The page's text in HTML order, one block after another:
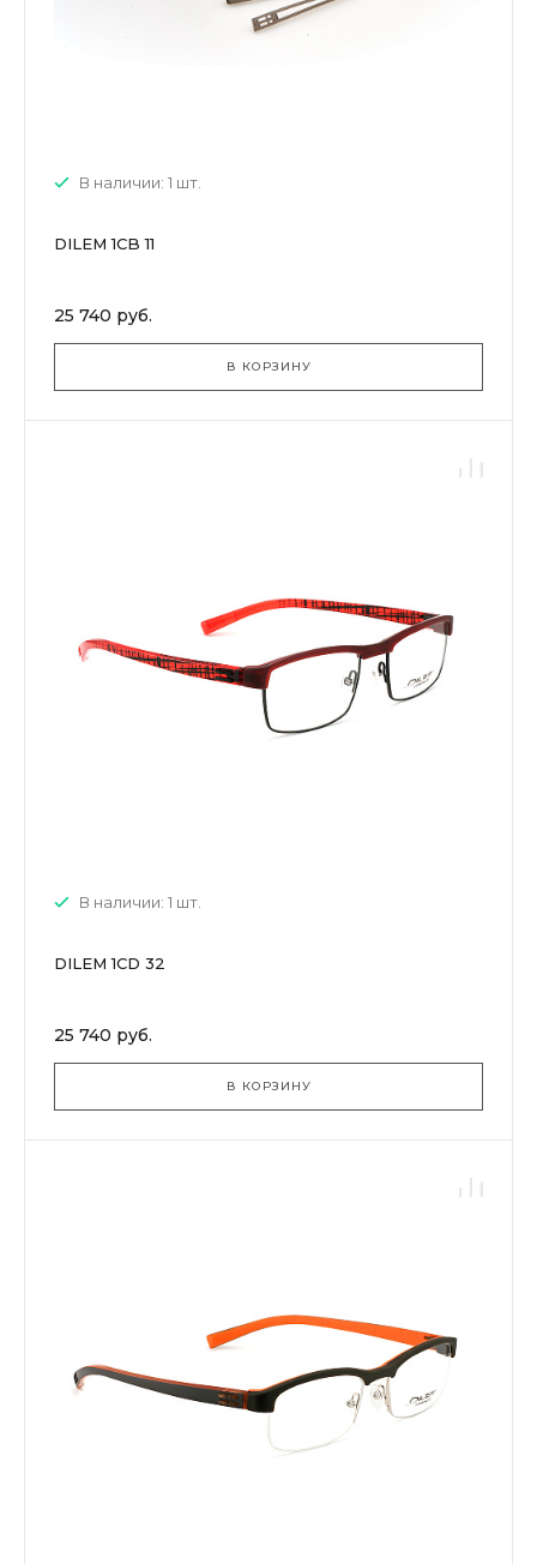
В наличии: 1 шт.
DILEM 1CB 11
25 740 руб.
В КОРЗИНУ
В наличии: 1 шт.
DILEM 1CD 32
25 740 руб.
В КОРЗИНУ